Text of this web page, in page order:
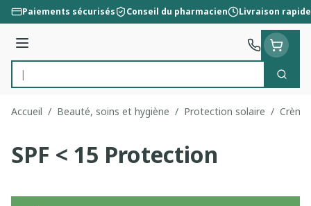
Aller au contenu
Paiements sécurisés Conseil du pharmacien Livraison rapide
Menu
Rechercher
Accueil / Beauté, soins et hygiène / Protection solaire /
SPF < 15 Protection